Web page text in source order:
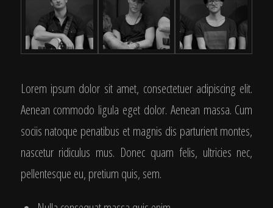
Lorem ipsum dolor sit amet, consectetuer adipiscing elit.
Aenean commodo ligula eget dolor. Aenean massa. Cum
sociis natoque penatibus et magnis dis parturient montes,
nascetur ridiculus mus. Donec quam felis, ultricies nec,
pellentesque eu, pretium quis, sem.